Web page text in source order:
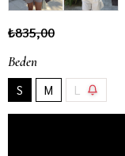
₺835,00
Beden
S M L